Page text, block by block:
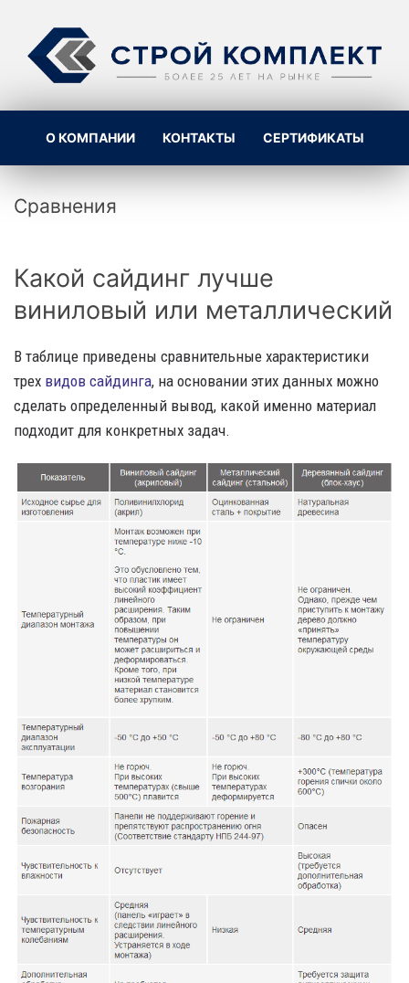
О КОМПАНИИ КОНТАКТЫ СЕРТИФИКАТЫ
Сравнения
Какой сайдинг лучше
виниловый или металлический
В таблице приведены сравнительные характеристики
трех видов сайдинга, на основании этих данных можно
сделать определенный вывод, какой именно материал
подходит для конкретных задач.